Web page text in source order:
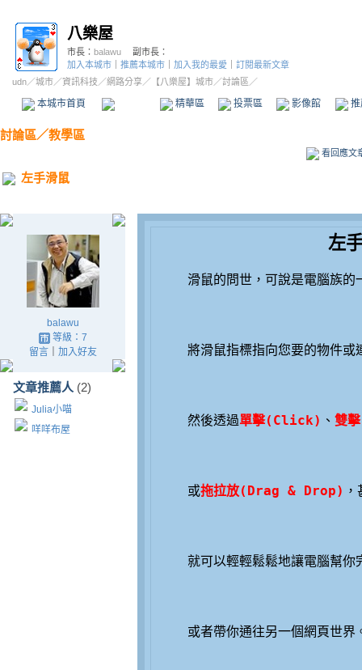
八樂屋
市長： balawu
副市長：
加入本城市
推薦本城市 加入我的最愛
訂閱最新文章
udn／城市／資訊科技 ／網路分享／ 【八樂屋】城市／討論區／
本城市首頁 精華區 投票區 影像館
討論區／教學區
看回應文
左手滑鼠
balawu
等級：7
留言｜ 加入好友
文章推薦人 (2)
Julia小喵
咩咩布屋
左
然後透過單擊(Click) 、 雙
或拖拉放(Drag & Drop)